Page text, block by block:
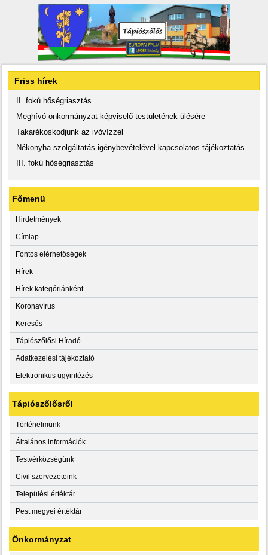
Friss hírek
II. fokú hőségriasztás
Meghívó önkormányzat képviselő-testületének ülésére
Takarékoskodjunk az ivóvízzel
Nékonyha szolgáltatás igénybevételével kapcsolatos tájékoztatás
III. fokú hőségriasztás
Főmenü
Hirdetmények
Címlap
Fontos elérhetőségek
Hírek
Hírek kategóriánként
Koronavírus
Keresés
Tápiószőlősi Híradó
Adatkezelési tájékoztató
Elektronikus ügyintézés
Tápiószőlősről
Történelmünk
Általános információk
Testvérközségünk
Civil szervezeteink
Települési értéktár
Pest megyei értéktár
Önkormányzat